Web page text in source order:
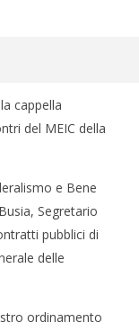
cappella
del MEIC della
e Bene
Segretario
pubblici di
delle
ordinamento